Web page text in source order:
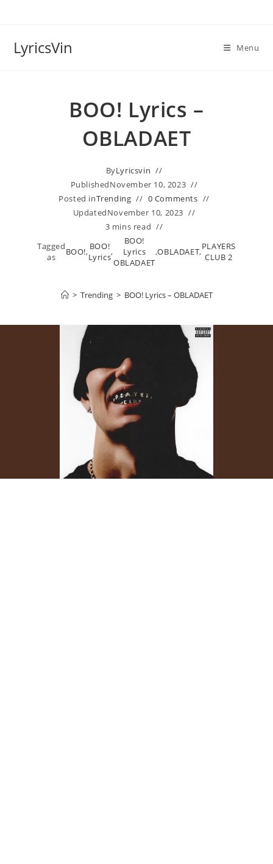
LyricsVin Menu
BOO! Lyrics –
OBLADAET
ByLyricsvin
PublishedNovember 10, 2023
Posted inTrending
0 Comments
UpdatedNovember 10, 2023
3 mins read
Tagged
as
BOO!, BOO!
Lyrics,
BOO!
Lyrics
OBLADAET
,OBLADAET,PLAYERS
CLUB 2
> Trending > BOO! Lyrics – OBLADAET